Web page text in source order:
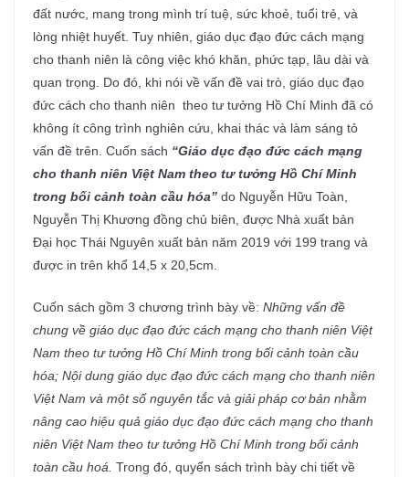
đất nước, mang trong mình trí tuệ, sức khoẻ, tuổi trẻ, và
lòng nhiệt huyết. Tuy nhiên, giáo dục đạo đức cách mạng
cho thanh niên là công việc khó khăn, phức tạp, lâu dài và
quan trọng. Do đó, khi nói về vấn đề vai trò, giáo dục đạo
đức cách cho thanh niên theo tư tưởng Hồ Chí Minh đã có
không ít công trình nghiên cứu, khai thác và làm sáng tỏ
vấn đề trên. Cuốn sách “Giáo dục đạo đức cách mạng
cho thanh niên Việt Nam theo tư tưởng Hồ Chí Minh
trong bối cảnh toàn cầu hóa” do Nguyễn Hữu Toàn,
Nguyễn Thị Khương đồng chủ biên, được Nhà xuất bản
Đại học Thái Nguyên xuất bản năm 2019 với 199 trang và
được in trên khổ 14,5 x 20,5cm.
Cuốn sách gồm 3 chương trình bày về: Những vấn đề
chung về giáo dục đạo đức cách mạng cho thanh niên Việt
Nam theo tư tưởng Hồ Chí Minh trong bối cảnh toàn cầu
hóa; Nội dung giáo dục đạo đức cách mạng cho thanh niên
Việt Nam và một số nguyên tắc và giải pháp cơ bản nhằm
nâng cao hiệu quả giáo dục đạo đức cách mạng cho thanh
niên Việt Nam theo tư tưởng Hồ Chí Minh trong bối cảnh
toàn cầu hoá. Trong đó, quyển sách trình bày chi tiết về